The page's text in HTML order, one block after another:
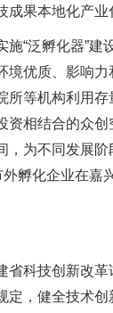
果本地化产业
泛孵化器”建
境优质、影响
所等机构利用
相结合的众
，为不同发展
外孵化企业在
科技创新改革
定，健全技术